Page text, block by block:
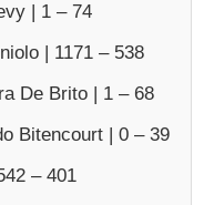
| 1 – 74
| 1171 – 538
De Brito | 1 – 68
Bitencourt | 0 – 39
– 401